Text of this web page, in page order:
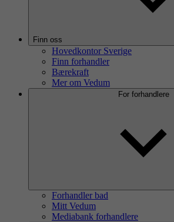
Finn oss
Hovedkontor Sverige
Finn forhandler
Bærekraft
Mer om Vedum
For forhandlere
Forhandler bad
Mitt Vedum
Mediabank forhandlere